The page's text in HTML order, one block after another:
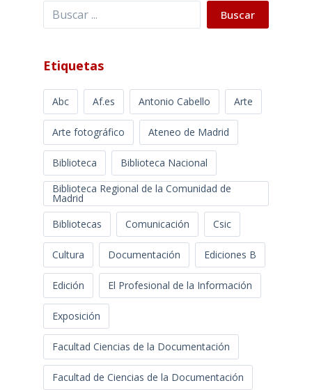
Buscar Buscar
Etiquetas
Abc Af.es Antonio Cabello Arte
Arte fotográfico Ateneo de Madrid
Biblioteca
Biblioteca Nacional
Biblioteca Regional de la Comunidad de
Madrid
Bibliotecas
Comunicación Csic
Cultura Documentación Ediciones B
Edición El Profesional de la Información
Exposición
Facultad Ciencias de la Documentación
Facultad de Ciencias de la Documentación